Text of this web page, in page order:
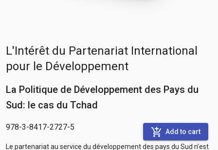
L'Intérêt du Partenariat International
pour le Développement
La Politique de Développement des Pays du
Sud: le cas du Tchad
978-3-8417-2727-5
Le partenariat au service du développement des pays du Sud n’est
add_shopping_cart Add to cart